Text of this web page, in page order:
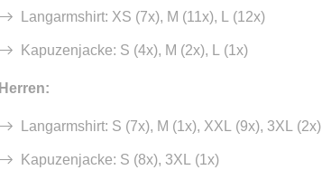
Langarmshirt: XS (7x), M (11x), L (12x)
Kapuzenjacke: S (4x), M (2x), L (1x)
Herren:
Langarmshirt: S (7x), M (1x), XXL (9x), 3XL (2x)
Kapuzenjacke: S (8x), 3XL (1x)